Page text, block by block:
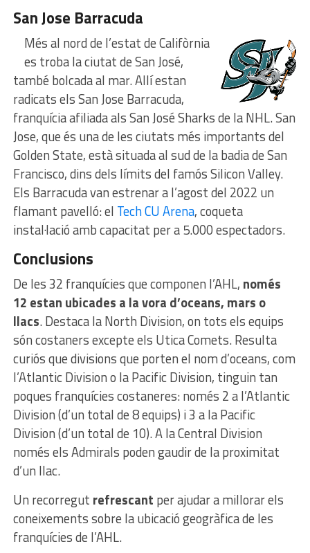
San Jose Barracuda
Més al nord de l’estat de Califòrnia
es troba la ciutat de San José,
també bolcada al mar. Allí estan
radicats els San Jose Barracuda,
franquícia afiliada als San José Sharks de la NHL. San
Jose, que és una de les ciutats més importants del
Golden State, està situada al sud de la badia de San
Francisco, dins dels límits del famós Silicon Valley.
Els Barracuda van estrenar a l’agost del 2022 un
flamant pavelló: el Tech CU Arena, coqueta
instal·lació amb capacitat per a 5.000 espectadors.
Conclusions
De les 32 franquícies que componen l’AHL, només
12 estan ubicades a la vora d’oceans, mars o
llacs. Destaca la North Division, on tots els equips
són costaners excepte els Utica Comets. Resulta
curiós que divisions que porten el nom d’oceans, com
l’Atlantic Division o la Pacific Division, tinguin tan
poques franquícies costaneres: només 2 a l’Atlantic
Division (d’un total de 8 equips) i 3 a la Pacific
Division (d’un total de 10). A la Central Division
només els Admirals poden gaudir de la proximitat
d’un llac.
Un recorregut refrescant per ajudar a millorar els
coneixements sobre la ubicació geogràfica de les
franquícies de l’AHL.